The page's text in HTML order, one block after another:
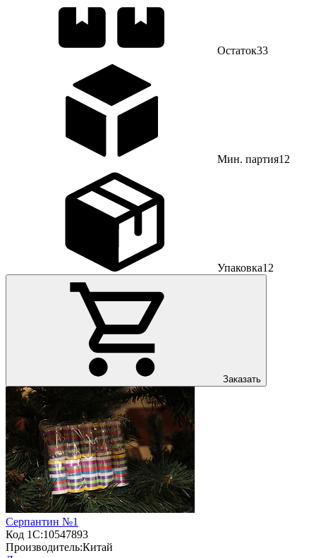
Остаток33
Мин. партия12
Упаковка12
Заказать
Серпантин №1
Код 1С:10547893
Производитель:Китай